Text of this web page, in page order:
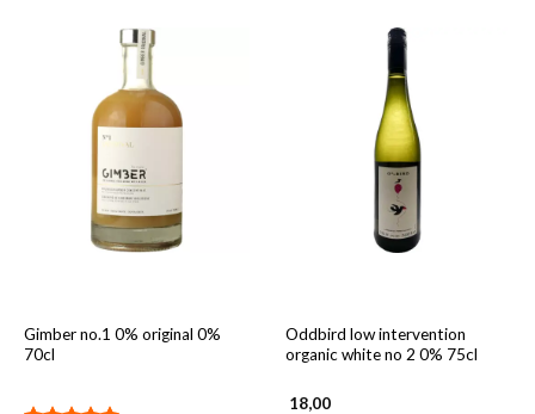
Gimber no.1 0% original 0%
70cl
Oddbird low intervention
organic white no 2 0% 75cl
18,00